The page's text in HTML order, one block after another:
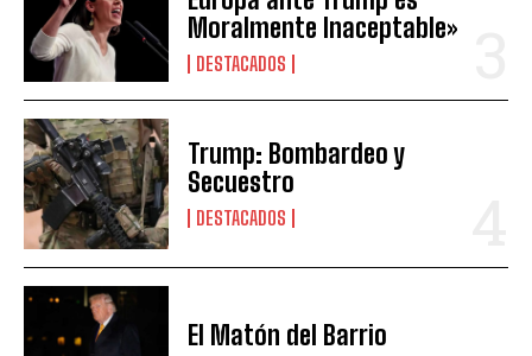
Moralmente Inaceptable»
DESTACADOS
Trump: Bombardeo y
Secuestro
DESTACADOS
El Matón del Barrio